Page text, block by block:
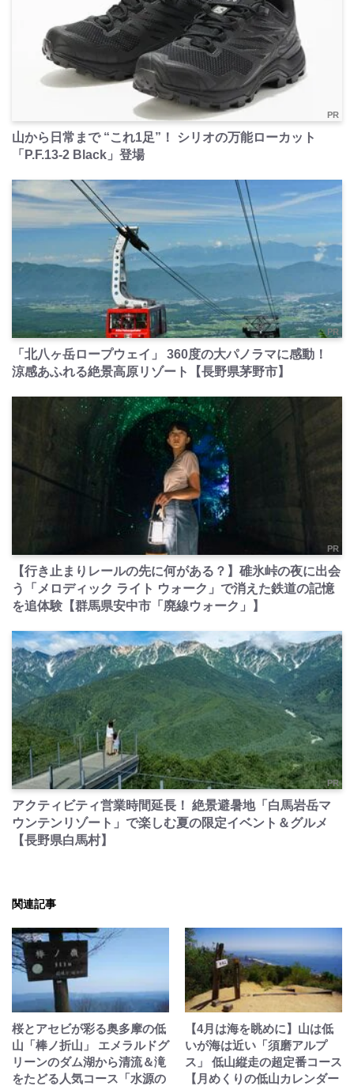
PR
山から日常まで “これ1足”！ シリオの万能ローカット
「P.F.13-2 Black」登場
PR
「北八ヶ岳ロープウェイ」 360度の大パノラマに感動！
涼感あふれる絶景高原リゾート【長野県茅野市】
PR
【行き止まりレールの先に何がある？】碓氷峠の夜に出会
う「メロディック ライト ウォーク」で消えた鉄道の記憶
を追体験【群馬県安中市「廃線ウォーク」】
PR
アクティビティ営業時間延長！ 絶景避暑地「白馬岩岳マ
ウンテンリゾート」で楽しむ夏の限定イベント＆グルメ
【長野県白馬村】
関連記事
桜とアセビが彩る奥多摩の低
山「棒ノ折山」 エメラルドグ
リーンのダム湖から清流＆滝
をたどる人気コース「水源の
【4月は海を眺めに】山は低
いが海は近い「須磨アルプ
ス」 低山縦走の超定番コース
【月めくりの低山カレンダー